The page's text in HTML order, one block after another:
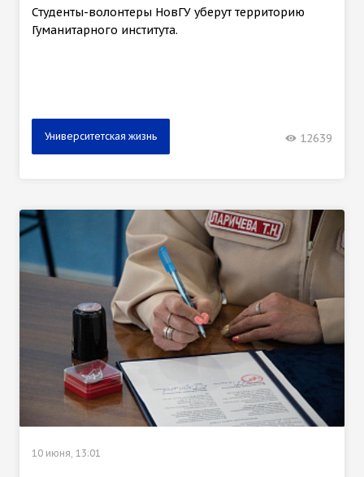
Студенты-волонтеры НовГУ уберут территорию
Гуманитарного института.
Университетская жизнь 12639
10 июня, 13:01